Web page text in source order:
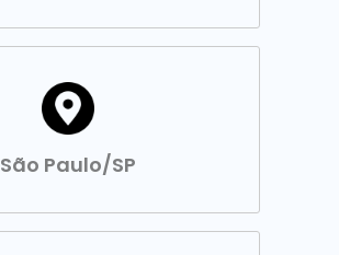
São Paulo/SP